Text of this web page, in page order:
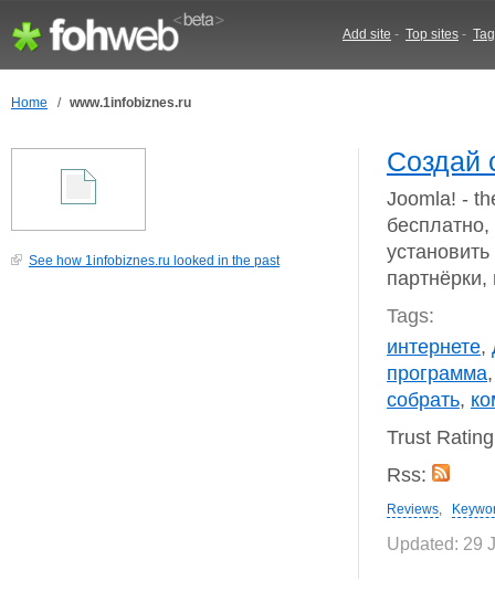
Add site - Top sites -
Home / www.1infobiznes.ru
See how 1infobiznes.ru looked in the past
Создай
Joomla! -
партнёрки,
Tags:
интернете,
программа
собрать,
Trust
Rss:
Reviews,
Updated: 29